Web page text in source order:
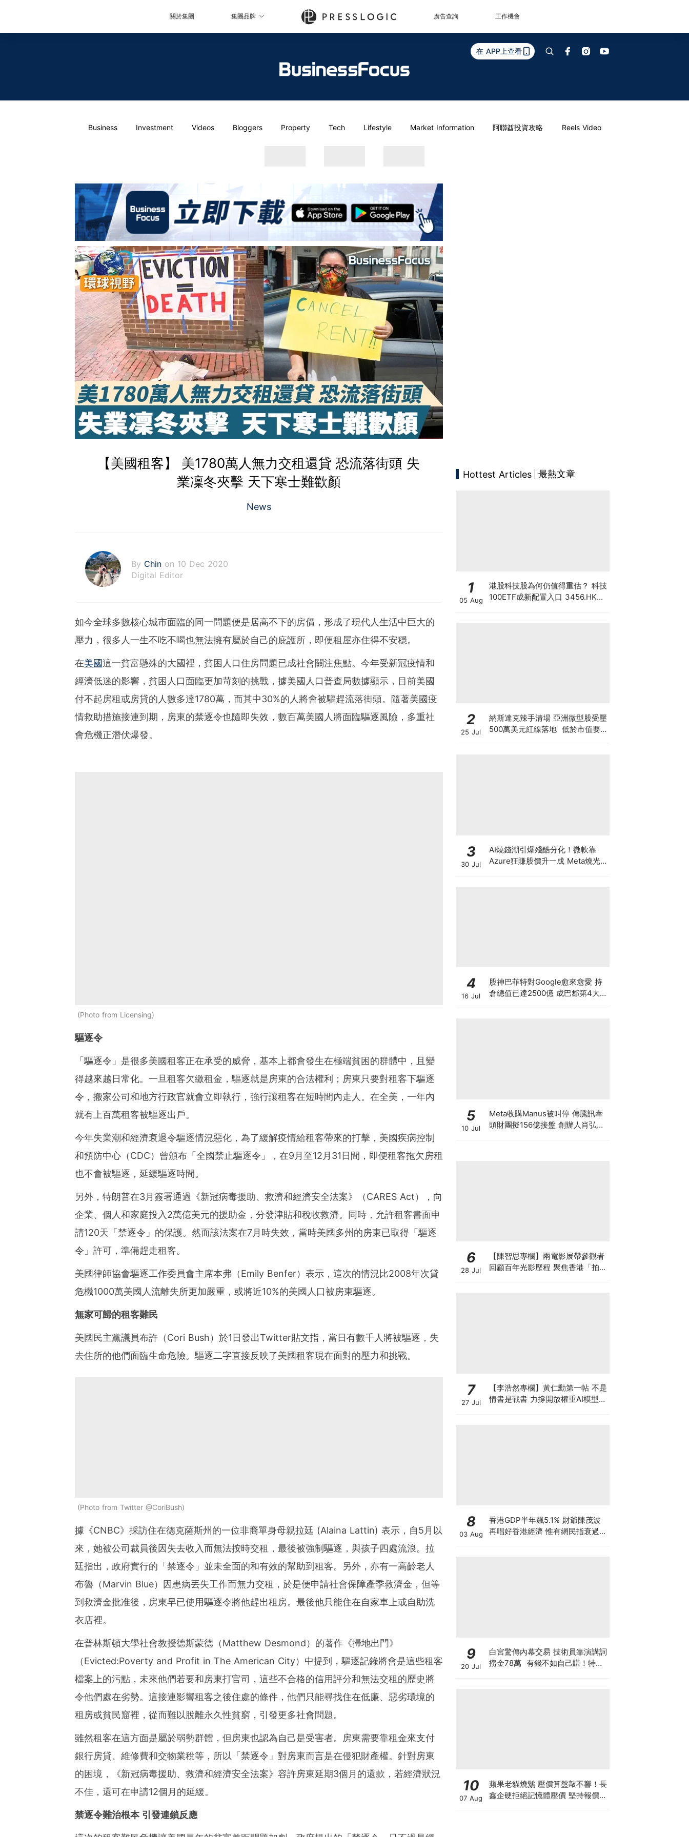
關於集團 集團品牌 廣告查詢 工作機會
在 APP上查看
Business Investment Videos Bloggers Property Tech Lifestyle Market Information 阿聯酋投資攻略 Reels Video
【美國租客】 美1780萬人無力交租還貸 恐流落街頭 失
業凜冬夾擊 天下寒士難歡顏
News
By Chin on 10 Dec 2020
Digital Editor
如今全球多數核心城市面臨的同一問題便是居高不下的房價，形成了現代人生活中巨大的
壓力，很多人一生不吃不喝也無法擁有屬於自己的庇護所，即便租屋亦住得不安穩。
在美國這一貧富懸殊的大國裡，貧困人口住房問題已成社會關注焦點。今年受新冠疫情和
經濟低迷的影響，貧困人口面臨更加苛刻的挑戰，據美國人口普查局數據顯示，目前美國
付不起房租或房貸的人數多達1780萬，而其中30%的人將會被驅趕流落街頭。隨著美國疫
情救助措施接連到期，房東的禁逐令也隨即失效，數百萬美國人將面臨驅逐風險，多重社
會危機正潛伏爆發。
Photo from Licensing
驅逐令
「驅逐令」是很多美國租客正在承受的威脅，基本上都會發生在極端貧困的群體中，且變
得越來越日常化。一旦租客欠繳租金，驅逐就是房東的合法權利；房東只要對租客下驅逐
令，搬家公司和地方行政官就會立即執行，強行讓租客在短時間內走人。在全美，一年內
就有上百萬租客被驅逐出戶。
今年失業潮和經濟衰退令驅逐情況惡化，為了緩解疫情給租客帶來的打擊，美國疾病控制
和預防中心（CDC）曾頒布「全國禁止驅逐令」，在9月至12月31日間，即便租客拖欠房租
也不會被驅逐，延緩驅逐時間。
另外，特朗普在3月簽署通過《新冠病毒援助、救濟和經濟安全法案》（CARES Act），向
企業、個人和家庭投入2萬億美元的援助金，分發津貼和稅收救濟。同時，允許租客書面申
請120天「禁逐令」的保護。然而該法案在7月時失效，當時美國多州的房東已取得「驅逐
令」許可，準備趕走租客。
美國律師協會驅逐工作委員會主席本弗（Emily Benfer）表示，這次的情況比2008年次貸
危機1000萬美國人流離失所更加嚴重，或將近10%的美國人口被房東驅逐。
無家可歸的租客難民
美國民主黨議員布許（Cori Bush）於1日發出Twitter貼文指，當日有數千人將被驅逐，失
去住所的他們面臨生命危險。驅逐二字直接反映了美國租客現在面對的壓力和挑戰。
Photo from Twitter @CoriBush
據《CNBC》採訪住在德克薩斯州的一位非裔單身母親拉廷 (Alaina Lattin) 表示， 自5月以
來，她被公司裁員後因失去收入而無法按時交租，最後被強制驅逐，與孩子四處流浪。 拉
廷指出，政府實行的「禁逐令」並未全面的和有效的幫助到租客。
另外，亦有一高齡老人
布魯（Marvin Blue）因患病丟失工作而無力交租，於是便申請社會保障產季救濟金，但等
到救濟金批准後，房東早已使用驅逐令將他趕出租房。最後他只能住在自家車上或自助洗
衣店裡。
在普林斯頓大學社會教授德斯蒙德（Matthew Desmond）的著作《掃地出門》
（Evicted:Poverty and Profit in The American City）中提到，驅逐記錄將會是這些租客
檔案上的污點，未來他們若要和房東打官司，這些不合格的信用評分和無法交租的歷史將
令他們處在劣勢。這接連影響租客之後住處的條件，他們只能尋找住在低廉、惡劣環境的
租房或貧民窟裡，從而難以脫離永久性貧窮，引發更多社會問題。
雖然租客在這方面是屬於弱勢群體，但房東也認為自己是受害者。房東需要靠租金來支付
銀行房貸、維修費和交物業稅等，所以「禁逐令」對房東而言是在侵犯財產權。針對房東
的困境，《新冠病毒援助、救濟和經濟安全法案》容許房東延期3個月的還款，若經濟狀況
不佳，還可在申請12個月的延緩。
禁逐令難治根本 引發連鎖反應
Hottest Articles 最熱文章
1
05 Aug
港股科技股為何仍值得重估？ 科技
100ETF成新配置入口 3456.HK一
2
25 Jul
納斯達克辣手清場 亞洲微型股受壓
500萬美元紅線落地 低於市值要
3
30 Jul
AI燒錢潮引爆殘酷分化！微軟靠
Azure狂賺股價升一成 Meta燒光
4
16 Jul
股神巴菲特對Google愈來愈愛 持
倉總值已達2500億 成巴郡第4大
5
10 Jul
Meta收購Manus被叫停 傳騰訊牽
頭財團擬156億接盤 創辦人肖弘遭
6
28 Jul
【陳智思專欄】兩電影展帶參觀者
回顧百年光影歷程 聚焦香港「拍住
7
27 Jul
【李浩然專欄】黃仁勳第一帖 不是
情書是戰書 力撐開放權重AI模型
8
03 Aug
香港GDP半年飆5.1% 財爺陳茂波
再唱好香港經濟 惟有網民指衰過
9
20 Jul
白宮驚傳內幕交易 技術員靠演講詞
撈金78萬 有錢不如自己賺！特朗
10
07 Aug
蘋果老貓燒鬚 壓價算盤敲不響！長
鑫企硬拒絕記憶體壓價 堅持報價不